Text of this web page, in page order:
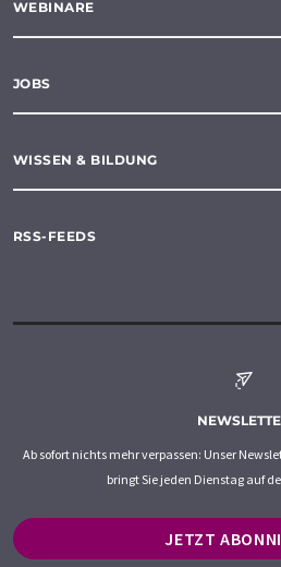
WEBINARE
JOBS
WISSEN & BILDUNG
RSS-FEEDS
Ab sofort nichts mehr verpassen: Unser
bringt Sie jeden Dienstag auf
JETZT